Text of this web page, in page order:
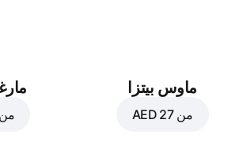
ماوس بيتزا
منAED 27